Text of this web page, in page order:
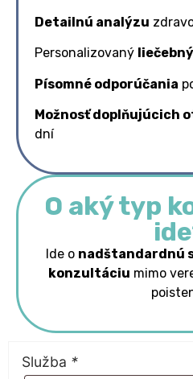
Detailnú analýzu
Personalizovaný
Písomné odporúčania
Možnosť doplňujúcich
dní
O aký typ
Ide o nadštandardnú
konzultáciu mimo
Služba *